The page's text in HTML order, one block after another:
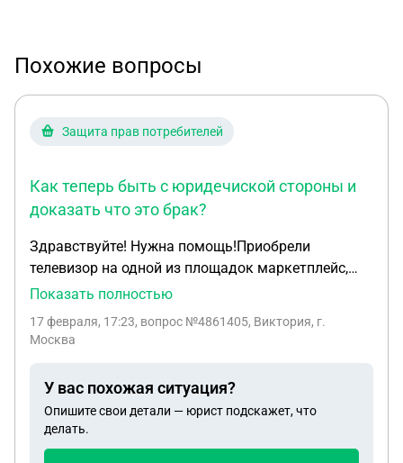
Похожие вопросы
Защита прав потребителей
Как теперь быть с юридечиской стороны и
доказать что это брак?
Здравствуйте! Нужна помощь!Приобрели
телевизор на одной из площадок маркетплейс,
новый на гарантии. И к нему же дополнительно
устанавливали, так как ждали защитный экран.
пленкой был. Вчера после установки защитного
экрана (устанавливали сами),и после установки
на кронштейн на стену, включили телевизор и у
Показать полностью
17 февраля, 17:23, вопрос №4861405, Виктория, г.
Москва
У вас похожая ситуация?
Опишите свои детали — юрист подскажет, что
делать.